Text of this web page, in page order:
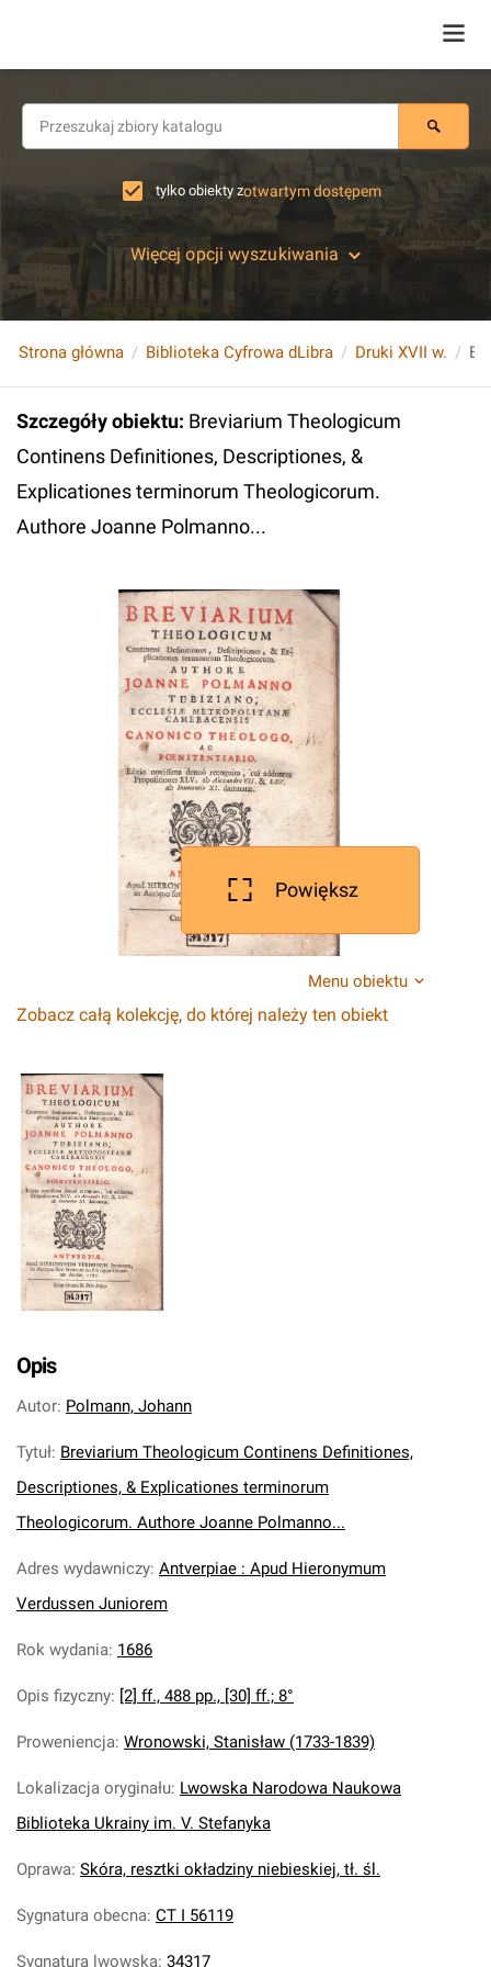
tylko obiekty zotwartym dostępem
Więcej opcji wyszukiwania
Strona główna Biblioteka Cyfrowa dLibra Druki XVII w.
Szczegóły obiektu: Breviarium Theologicum
Continens Definitiones, Descriptiones, &
Explicationes terminorum Theologicorum.
Authore Joanne Polmanno...
Powiększ
Menu obiektu
Zobacz całą kolekcję, do której należy ten obiekt
Opis
Autor: Polmann, Johann
Tytuł: Breviarium Theologicum Continens Definitiones,
Descriptiones, & Explicationes terminorum
Theologicorum. Authore Joanne Polmanno...
Adres wydawniczy: Antverpiae : Apud Hieronymum
Verdussen Juniorem
Rok wydania: 1686
Opis fizyczny: [2] ff., 488 pp., [30] ff.; 8°
Proweniencja: Wronowski, Stanisław (1733-1839)
Lokalizacja oryginału: Lwowska Narodowa Naukowa
Biblioteka Ukrainy im. V. Stefanyka
Oprawa: Skóra, resztki okładziny niebieskiej, tł. śl.
Sygnatura obecna: CT I 56119
Sygnatura lwowska: 34317